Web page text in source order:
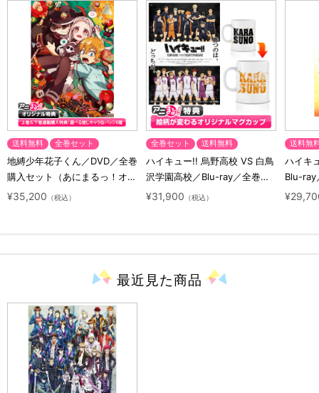
送料無料 全巻セット
地縛少年花子くん／DVD／全巻
購入セット（あにまるっ！オリ
ジナル特典付き・送料無料）
¥35,200 （税込）
全巻セット 送料無料
ハイキュー!! 烏野高校 VS 白鳥
沢学園高校／Blu-ray／全巻セ
ット（初回生産限定・アニまる
¥31,900 （税込）
送料無
ハイキ
Blu-ray
ト（初
最近見た商品